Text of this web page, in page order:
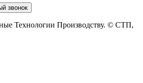
звонок
Технологии Производству. © СТП,